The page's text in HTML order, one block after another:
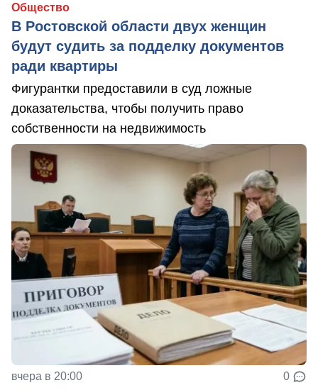
Общество
В Ростовской области двух женщин
будут судить за подделку документов
ради квартиры
Фигурантки предоставили в суд ложные
доказательства, чтобы получить право
собственности на недвижимость
вчера в 20:00 0